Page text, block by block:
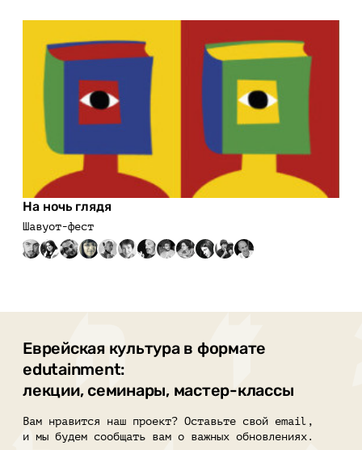
На ночь глядя
Шавуот-фест
Еврейская культура в формате
edutainment:
лекции, семинары, мастер-классы
Вам нравится наш проект? Оставьте свой email,
и мы будем сообщать вам о важных обновлениях.